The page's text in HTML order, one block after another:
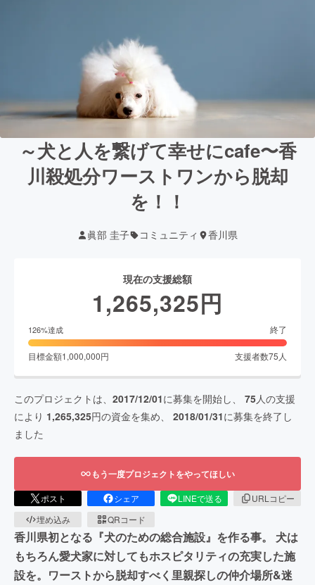
～犬と人を繋げて幸せにcafe〜香
川殺処分ワーストワンから脱却
を！！
眞部 圭子 コミュニティ 香川県
現在の支援総額
1,265,325円
126%達成 終了
目標金額1,000,000円 支援者数75 人
このプロジェクトは、 2017/12/01に募集を開始し、 75人の支援
により 1,265,325円の資金を集め、 2018/01/31に募集を終了し
ました
もう一度プロジェクトをやってほしい
ポスト シェア LINEで送る
URLコピー
埋め込み
QRコード
香川県初となる『犬のための総合施設』を作る事。 犬は
もちろん愛犬家に対してもホスピタリティの充実した施
設を。ワーストから脱却すべく里親探しの仲介場所&迷